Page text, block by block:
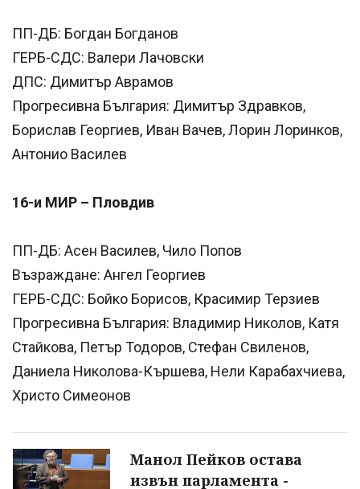
ПП-ДБ: Богдан Богданов
ГЕРБ-СДС: Валери Лачовски
ДПС: Димитър Аврамов
Прогресивна България: Димитър Здравков,
Борислав Георгиев, Иван Вачев, Лорин Лоринков,
Антонио Василев
16-и МИР – Пловдив
ПП-ДБ: Асен Василев, Чило Попов
Възраждане: Ангел Георгиев
ГЕРБ-СДС: Бойко Борисов, Красимир Терзиев
Прогресивна България: Владимир Николов, Катя
Стайкова, Петър Тодоров, Стефан Свиленов,
Даниела Николова-Кършева, Нели Карабахчиева,
Христо Симеонов
Манол Пейков остава
извън парламента -